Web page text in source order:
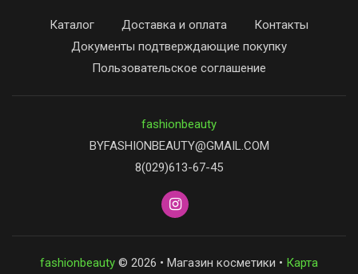
Каталог Доставка и оплата
Контакты
Документы подтверждающие покупку
Пользовательское соглашение
fashionbeauty
BYFASHIONBEAUTY@GMAIL.COM
8(029)613-67-45
fashionbeauty © 2026 • Магазин косметики • Карта